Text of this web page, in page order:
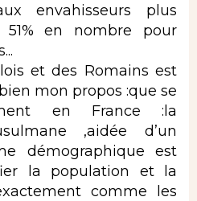
envahisseurs plus
51% en nombre pour
et des Romains est
mon propos :que se
en France :la
,aidée d’un
démographique est
la population et la
comme les